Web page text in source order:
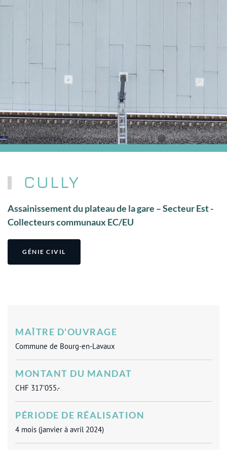
CULLY
Assainissement du plateau de la gare – Secteur Est -
Collecteurs communaux EC/EU
GÉNIE CIVIL
MAÎTRE D'OUVRAGE
Commune de Bourg-en-Lavaux
MONTANT DU MANDAT
CHF 317'055.-
PÉRIODE DE RÉALISATION
4 mois (janvier à avril 2024)